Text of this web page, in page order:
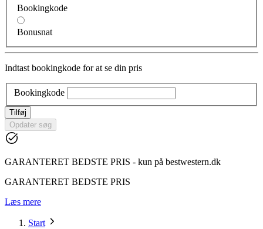
Bookingkode
Bonusnat
Indtast bookingkode for at se din pris
Bookingkode
Tilføj
Opdater søg
GARANTERET BEDSTE PRIS - kun på bestwestern.dk
GARANTERET BEDSTE PRIS
Læs mere
Start